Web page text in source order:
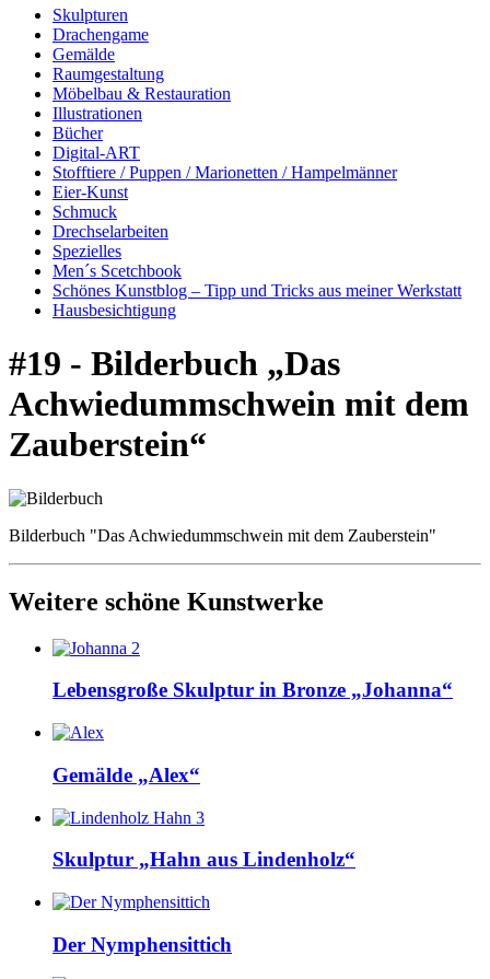
Skulpturen
Drachengame
Gemälde
Raumgestaltung
Möbelbau & Restauration
Illustrationen
Bücher
Digital-ART
Stofftiere / Puppen / Marionetten / Hampelmänner
Eier-Kunst
Schmuck
Drechselarbeiten
Spezielles
Men´s Scetchbook
Schönes Kunstblog – Tipp und Tricks aus meiner Werkstatt
Hausbesichtigung
#19 - Bilderbuch „Das
Achwiedummschwein mit dem
Zauberstein“
Bilderbuch "Das Achwiedummschwein mit dem Zauberstein"
Weitere schöne Kunstwerke
Lebensgroße Skulptur in Bronze „Johanna“
Gemälde „Alex“
Skulptur „Hahn aus Lindenholz“
Der Nymphensittich